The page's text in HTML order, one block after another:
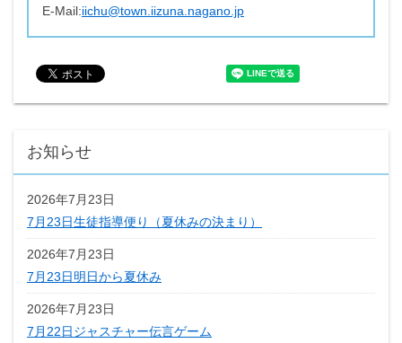
E-Mail:iichu@town.iizuna.nagano.jp
お知らせ
2026年7月23日
7月23日生徒指導便り（夏休みの決まり）
2026年7月23日
7月23日明日から夏休み
2026年7月23日
7月22日ジャスチャー伝言ゲーム